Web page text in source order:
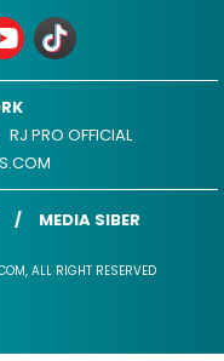
RJ PRO OFFICIAL
MEDIA SIBER
ALL RIGHT RESERVED